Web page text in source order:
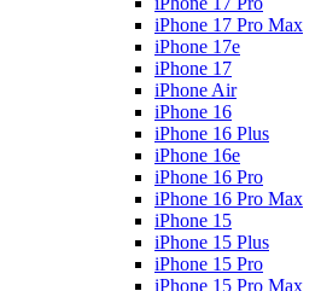
iPhone 17 Pro Max
iPhone 17e
iPhone 17
iPhone Air
iPhone 16
iPhone 16 Plus
iPhone 16e
iPhone 16 Pro
iPhone 16 Pro Max
iPhone 15
iPhone 15 Plus
iPhone 15 Pro
iPhone 15 Pro Max